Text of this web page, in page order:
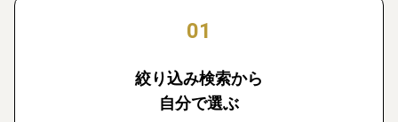
01
絞り込み検索から
自分で選ぶ